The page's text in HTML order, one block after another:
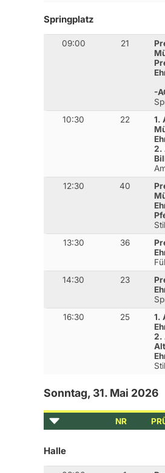
Springplatz
09:00 21
-
10:30 22
1.
2.
12:30 40
13:30 36
14:30 23
16:30 25
1.
2.
Sonntag, 31. Mai 2026
NR
Halle